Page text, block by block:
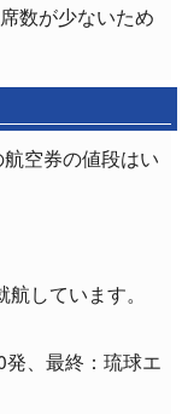
数が少ないため
空券の値段はい
しています。
発、最終：琉球エ